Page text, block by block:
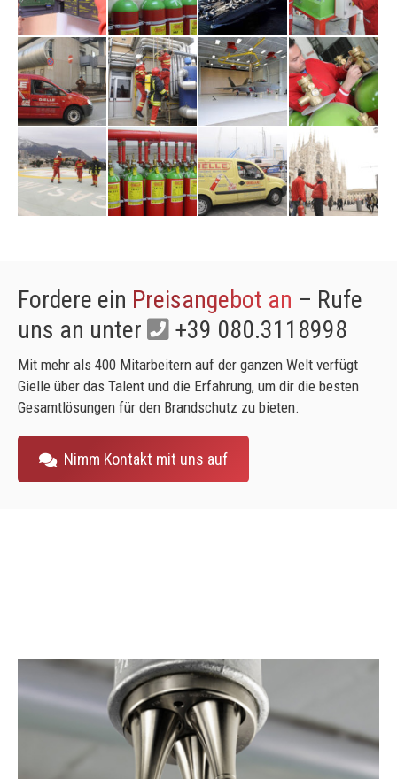
Fordere ein Preisangebot an – Rufe
uns an unter
+39 080.3118998
Mit mehr als 400 Mitarbeitern auf der ganzen Welt verfügt
Gielle über das Talent und die Erfahrung, um dir die besten
Gesamtlösungen für den Brandschutz zu bieten.
Nimm Kontakt mit uns auf